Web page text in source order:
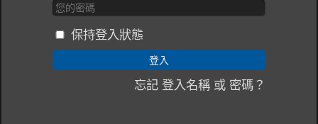
保持登入狀態
忘記 登入名稱 或 密碼？